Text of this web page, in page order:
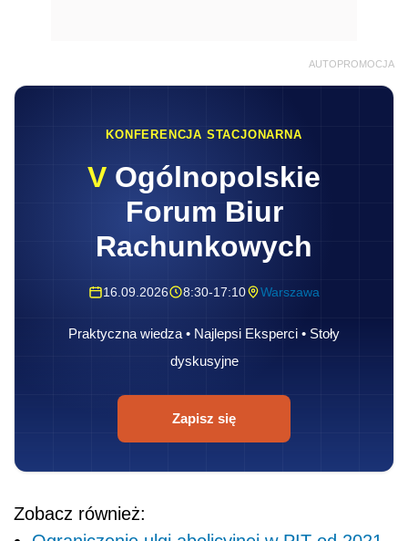
AUTOPROMOCJA
KONFERENCJA STACJONARNA
V Ogólnopolskie
Forum Biur
Rachunkowych
16.09.2026 8:30-17:10 Warszawa
Praktyczna wiedza • Najlepsi Eksperci • Stoły
dyskusyjne
Zapisz się
Zobacz również: